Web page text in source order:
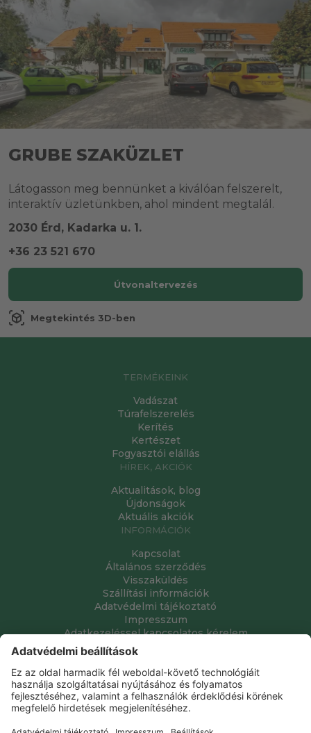
GRUBE SZAKÜZLET
Látogasson meg bennünket a kiválóan felszerelt,
interaktív üzletünkben, ahol mindent megtalál.
2030 Érd, Kadarka u. 1.
+36 23 521 670
Útvonaltervezés
view_in_ar Megtekintés 3D-ben
TERMÉKEINK
Vadászat
Túrafelszerelés
Kerítés
Kertészet
Fogyasztói elállás
HÍREK, AKCIÓK
Aktualitások, blog
Újdonságok
Aktuális akciók
INFORMÁCIÓK
Kapcsolat
Általános szerződés
Visszaküldés
Szállítási információk
Adatvédelmi tájékoztató
Impresszum
Adatkezeléssel kapcsolatos kérelem